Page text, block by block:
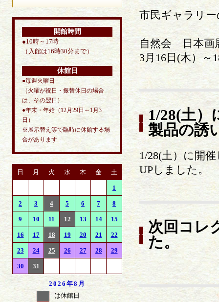
開館時間
●10時～17時
（入館は16時30分まで）
休館日
●毎週火曜日
（火曜が祝日・振替休日の場合
は、その翌日）
●年末・年始（12月29日～1月3
日）
※展示替え等で臨時に休館する場
合があります
日 月 火 水 木 金 土
1
2 3 4 5 6 7 8
9 10 11 12 13 14 15
16 17 18 19 20 21 22
23 24 25 26 27 28 29
30 31
2026年8月
は休館日
市民ギャラリ
自然会 日本画
3月16日(木）～
1/28(土）
製品の誘
1/28(土）に開
UPしました。
次回コレ
た。